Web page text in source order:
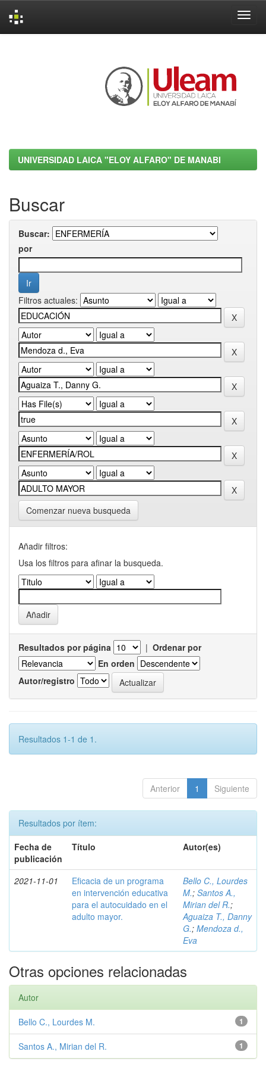
UNIVERSIDAD LAICA "ELOY ALFARO" DE MANABI
Buscar
Buscar:
por
Filtros actuales:
Comenzar nueva busqueda
Añadir filtros:
Usa los filtros para afinar la busqueda.
Resultados por página | Ordenar por
En orden
Autor/registro
Resultados 1-1 de 1.
Anterior 1 Siguiente
Resultados por ítem:
Fecha de
publicación
Título Autor(es)
2021-11-01
Eficacia de un programa
en intervención educativa
para el autocuidado en el
adulto mayor.
Bello C., Lourdes
M.; Santos A.,
Mirian del R.;
Aguaiza T., Danny
G.; Mendoza d.,
Eva
Otras opciones relacionadas
Autor
1
Bello C., Lourdes M.
1
Santos A., Mirian del R.